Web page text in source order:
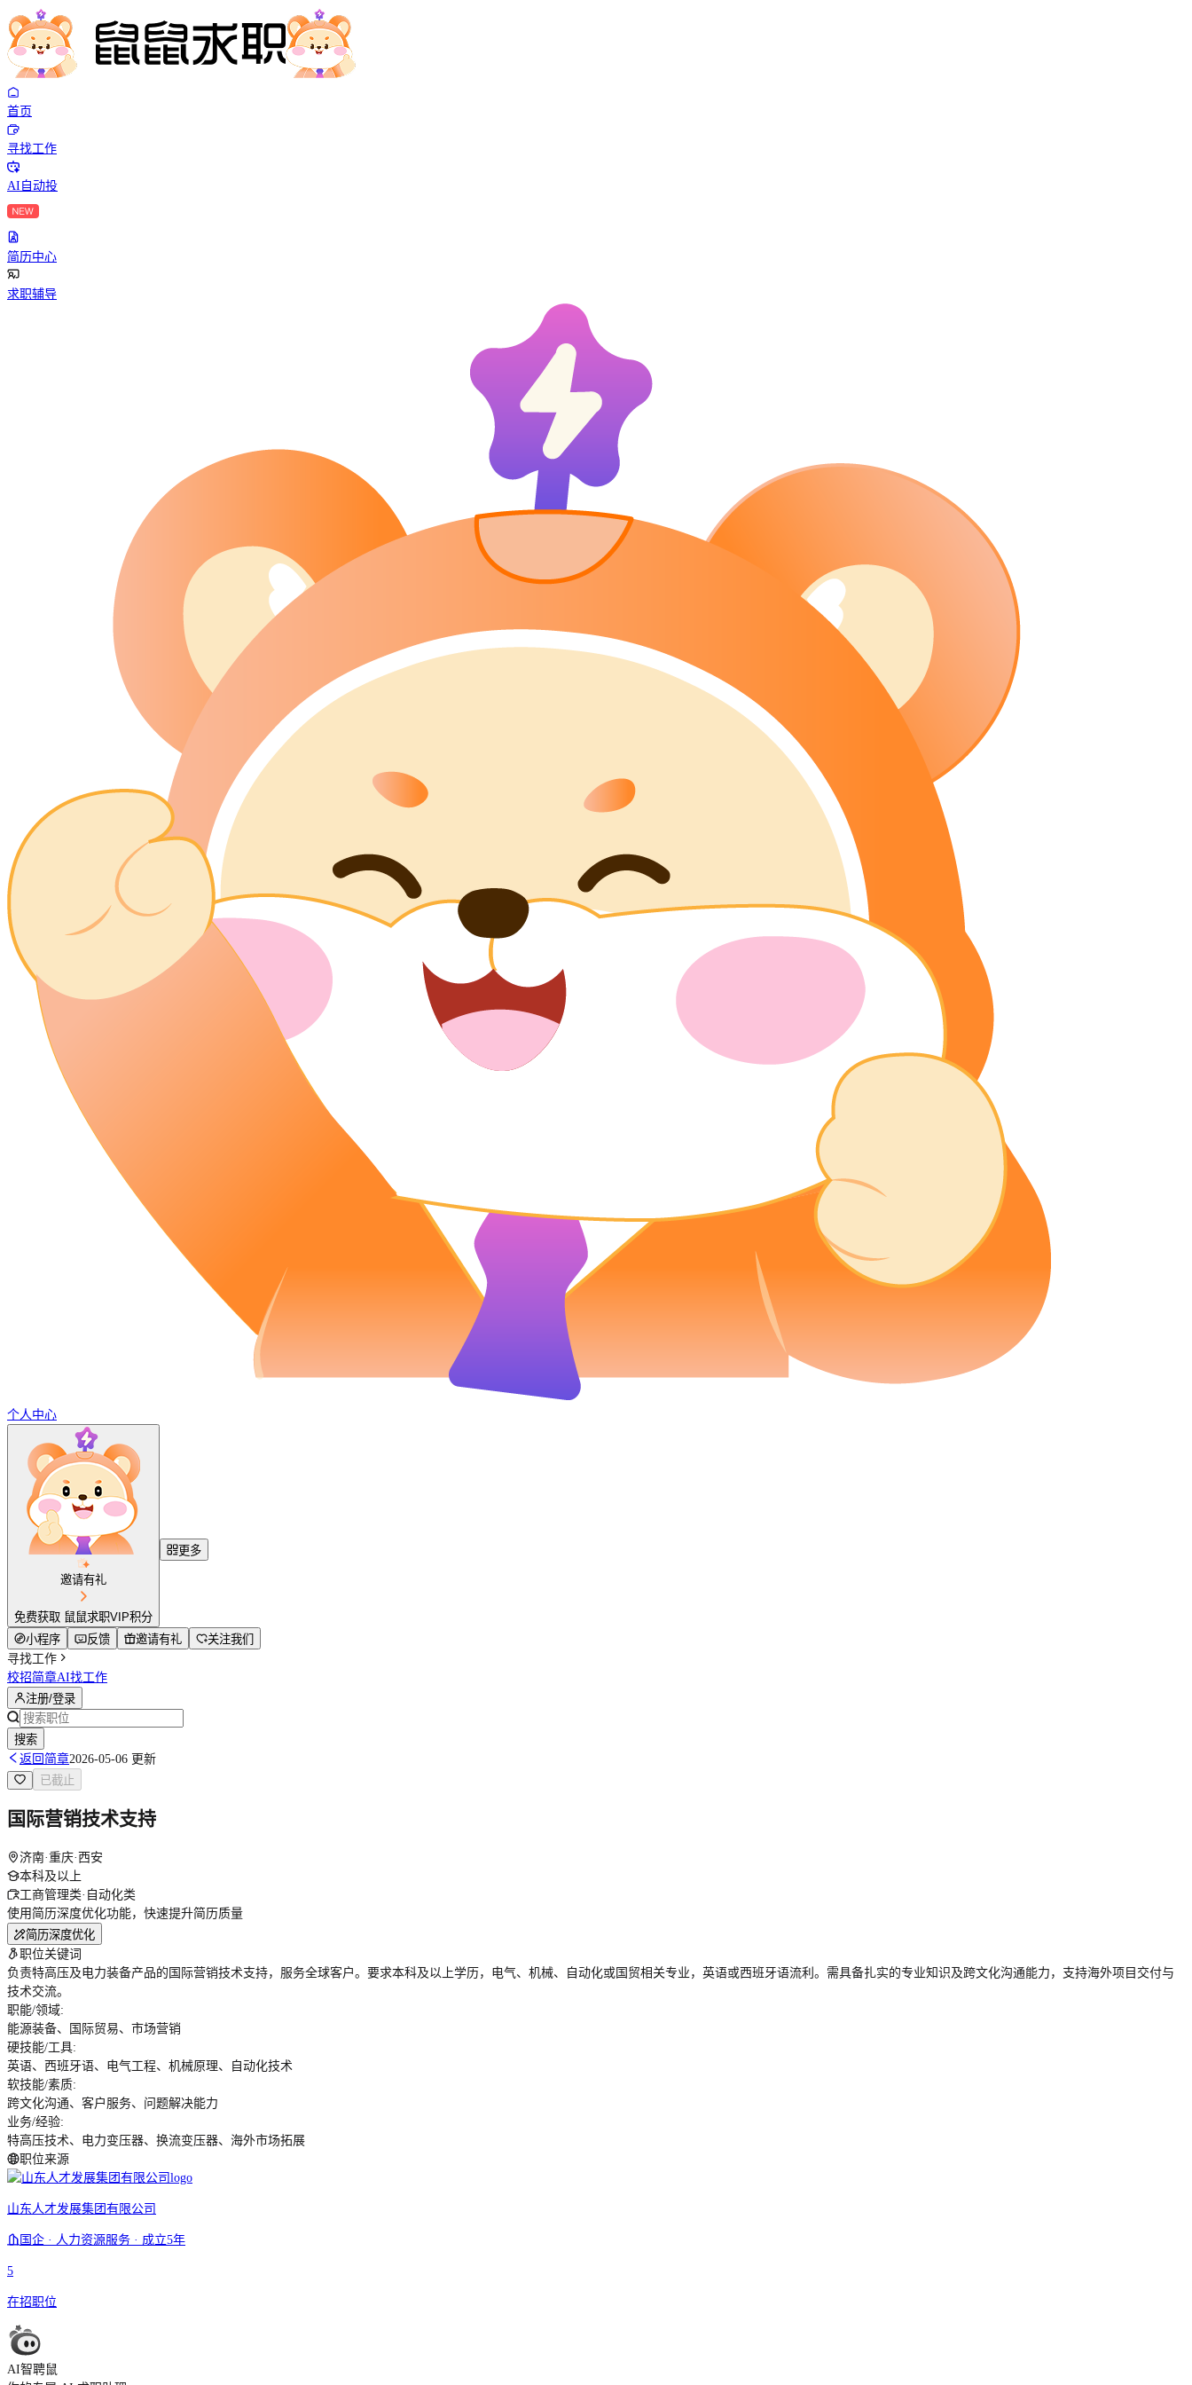
首页
寻找工作
AI自动投
简历中心
求职辅导
个人中心
邀请有礼
免费获取 鼠鼠求职VIP积分
更多
小程序 反馈 邀请有礼
关注我们
寻找工作
校招简章AI找工作
注册/登录
搜索
返回简章2026-05-06 更新
已截止
国际营销技术支持
济南·重庆·西安
本科及以上
工商管理类·自动化类
使用简历深度优化功能，快速提升简历质量
简历深度优化
职位关键词
负责特高压及电力装备产品的国际营销技术支持，服务全球客户。要求本科及以上学历，电气、机械、自动化或国贸相关专业，英语或西班牙语流利。需具备扎实的专业知识及跨文化沟通能力，支持海外项目交付与
技术交流。
职能/领域:
能源装备、国际贸易、市场营销
硬技能/工具:
英语、西班牙语、电气工程、机械原理、自动化技术
软技能/素质:
跨文化沟通、客户服务、问题解决能力
业务/经验:
特高压技术、电力变压器、换流变压器、海外市场拓展
职位来源
山东人才发展集团有限公司
国企 · 人力资源服务 · 成立5年
5
在招职位
AI智聘鼠